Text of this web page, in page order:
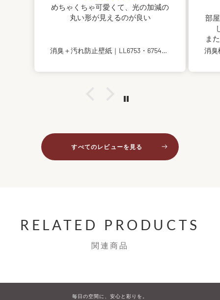
めちゃくちゃ可愛くて、光の加減の
丸い形が見えるのが良い
消臭＋汚れ防止壁紙｜LL6753・6754｜のり付き壁紙
部
ま
すべてのレビューを見る
RELATED PRODUCTS
関連商品
毎​日の​空間に、​安心と​彩りを。